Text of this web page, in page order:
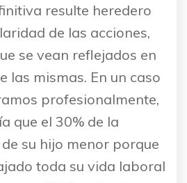
resulte heredero
de las acciones,
se vean reflejados en
las mismas. En un caso
profesionalmente,
que el 30% de la
su hijo menor porque
toda su vida laboral